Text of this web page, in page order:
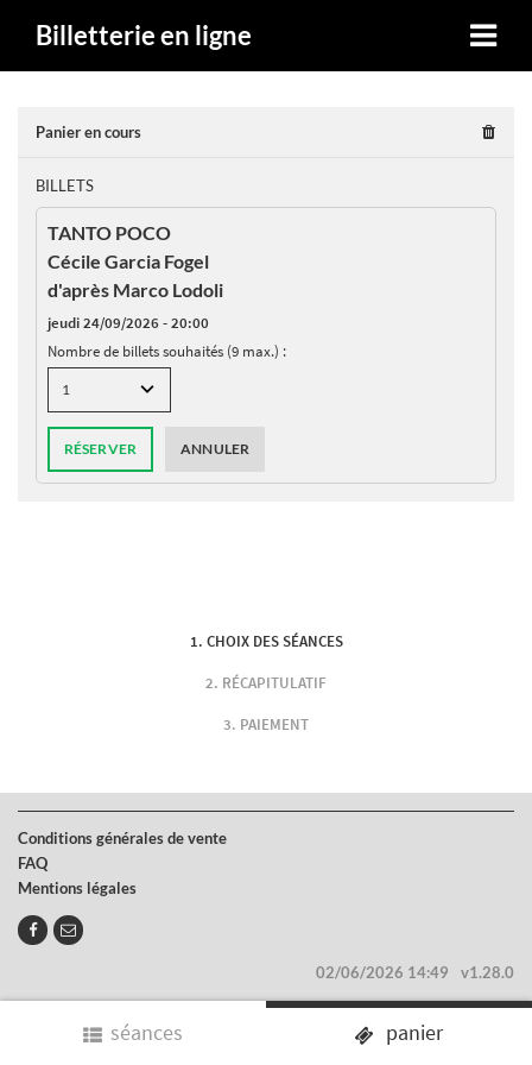
Billetterie en ligne
séances panier
Panier en cours
BILLETS
TANTO POCO
Cécile Garcia Fogel
d'après Marco Lodoli
jeudi 24/09/2026 - 20:00
Nombre de billets souhaités (9 max.) :
RÉSERVER ANNULER
CHOIX DES SÉANCES
RÉCAPITULATIF
PAIEMENT
Conditions générales de vente
FAQ
Mentions légales
02/06/2026 14:49 v1.28.0